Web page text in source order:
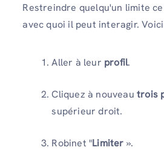
Restreindre quelqu'un limite
avec quoi il peut interagir.
Aller à leur profil.
Cliquez à nouveau trois
supérieur droit.
Robinet "Limiter ».